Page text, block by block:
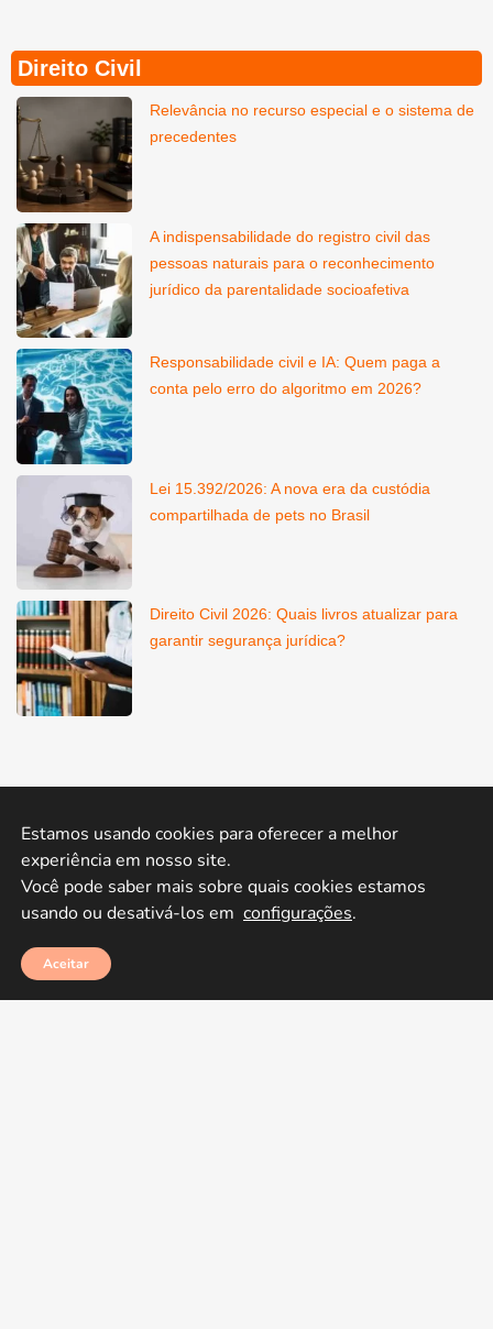
Direito Civil
Relevância no recurso especial e o sistema de
precedentes
A indispensabilidade do registro civil das
pessoas naturais para o reconhecimento
jurídico da parentalidade socioafetiva
Responsabilidade civil e IA: Quem paga a
conta pelo erro do algoritmo em 2026?
Lei 15.392/2026: A nova era da custódia
compartilhada de pets no Brasil
Direito Civil 2026: Quais livros atualizar para
garantir segurança jurídica?
Estamos usando cookies para oferecer a melhor
experiência em nosso site.
Você pode saber mais sobre quais cookies estamos
usando ou desativá-los em configurações.
Aceitar